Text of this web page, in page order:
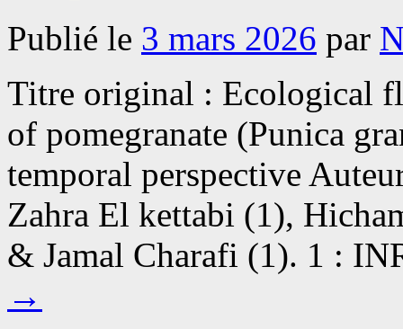
Publié le 3 mars 2026 par
Titre original : Ecological
of pomegranate (Punica
temporal perspective
Zahra El kettabi (1),
& Jamal Charafi (1). 1 :
→